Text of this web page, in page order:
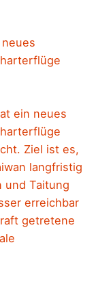
ein neues
Ziel ist es,
langfristig
und Taitung
erreichbar
getretene